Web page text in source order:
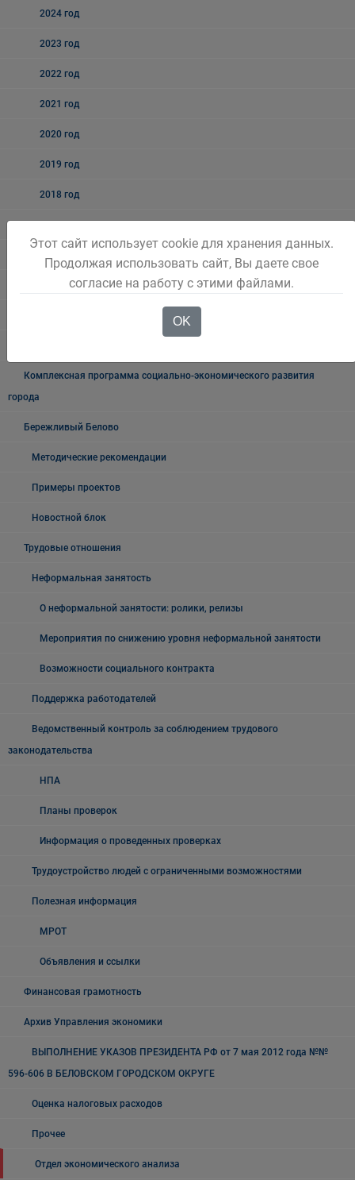
2024 год
2023 год
2022 год
2021 год
2020 год
2019 год
2018 год
2015 год
Комплексная программа социально-экономического развития
города
Бережливый Белово
Методические рекомендации
Примеры проектов
Новостной блок
Трудовые отношения
Неформальная занятость
О неформальной занятости: ролики, релизы
Мероприятия по снижению уровня неформальной занятости
Возможности социального контракта
Поддержка работодателей
Ведомственный контроль за соблюдением трудового
законодательства
НПА
Планы проверок
Информация о проведенных проверках
Трудоустройство людей с ограниченными возможностями
Полезная информация
МРОТ
Объявления и ссылки
Финансовая грамотность
Архив Управления экономики
ВЫПОЛНЕНИЕ УКАЗОВ ПРЕЗИДЕНТА РФ от 7 мая 2012 года №№
596-606 В БЕЛОВСКОМ ГОРОДСКОМ ОКРУГЕ
Оценка налоговых расходов
Прочее
Отдел экономического анализа
Этот сайт использует cookie для хранения данных.
Продолжая использовать сайт, Вы даете свое
согласие на работу с этими файлами.
OK